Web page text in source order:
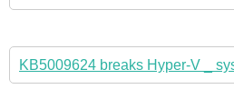
KB5009624 breaks Hyper-V _